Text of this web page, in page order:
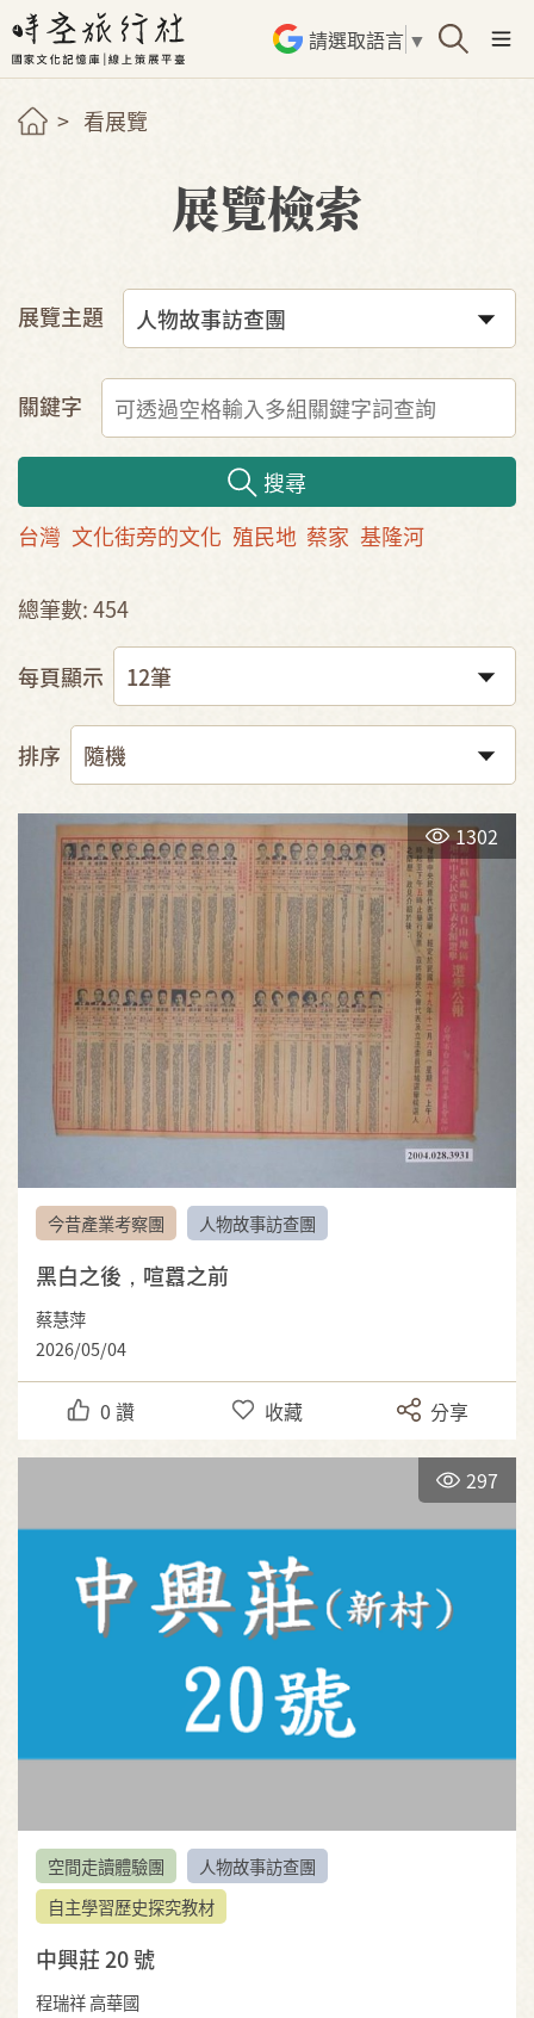
請選取語言 ▼
看展覽
展覽檢索
展覽主題
關鍵字
搜尋
台灣 文化街旁的文化 殖民地 蔡家 基隆河
總筆數: 454
每頁顯示
排序
1302
今昔產業考察團 人物故事訪查團
黑白之後，喧囂之前
蔡慧萍
2026/05/04
0 讚 收藏 分享
297
空間走讀體驗團
人物故事訪查團
自主學習歷史探究教材
中興莊 20 號
程瑞祥 高華國